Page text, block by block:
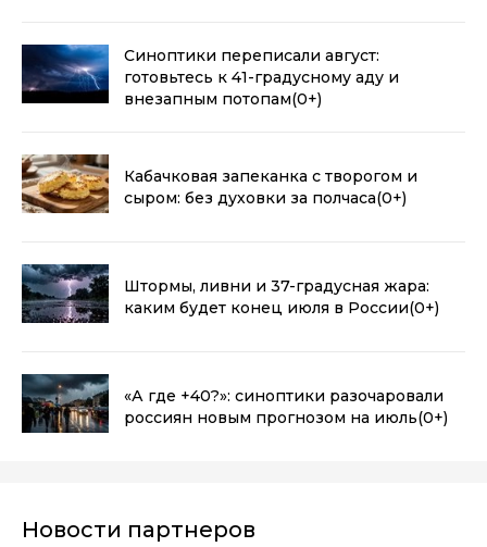
Синоптики переписали август:
готовьтесь к 41-градусному аду и
внезапным потопам(0+)
Кабачковая запеканка с творогом и
сыром: без духовки за полчаса(0+)
Штормы, ливни и 37-градусная жара:
каким будет конец июля в России(0+)
«А где +40?»: синоптики разочаровали
россиян новым прогнозом на июль(0+)
Новости партнеров